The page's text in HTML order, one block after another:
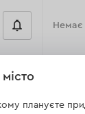
Немає
плануєте